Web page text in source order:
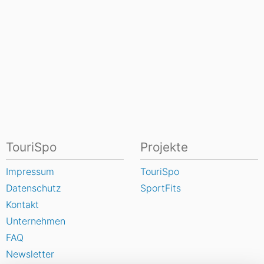
TouriSpo
Impressum
Datenschutz
Kontakt
Unternehmen
FAQ
Newsletter
Projekte
TouriSpo
SportFits